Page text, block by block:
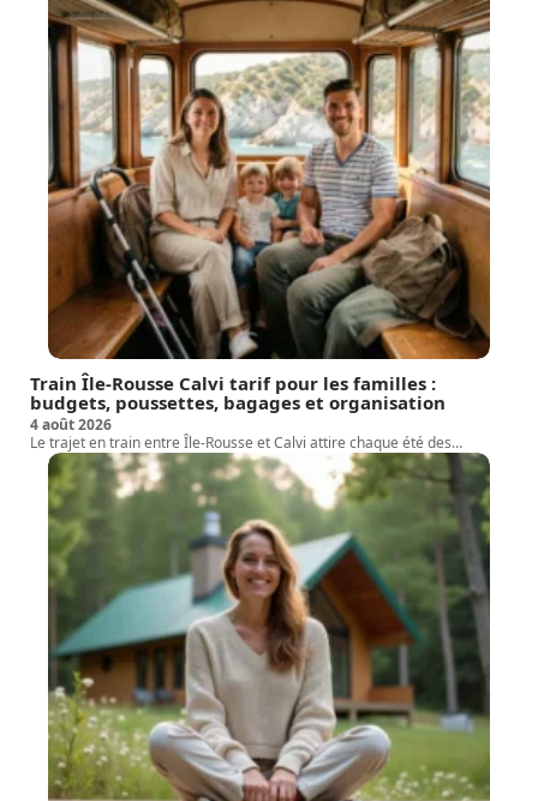
Train Île-Rousse Calvi tarif pour les familles :
budgets, poussettes, bagages et organisation
4 août 2026
Le trajet en train entre Île-Rousse et Calvi attire chaque été des…